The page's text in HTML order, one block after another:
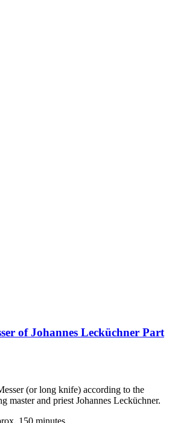
of Johannes Lecküchner Part
(or long knife) according to the
master and priest Johannes Lecküchner.
150 minutes